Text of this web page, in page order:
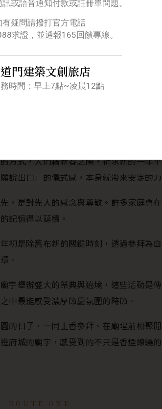
PROLOGUE
什麼一定要拜拜？
與信仰底蘊。對台南這座古都而言，這
度居全台之冠，幾乎每走幾步就有一
，而是生活的一部分。歸納起來，主要有
方式，人們藉新春之際，祈求新的一年
說出口」的儀式感，本身就帶來安定的力
，是對先人的感念與尊敬。許多家庭會
記憶得以延續。
初是除舊布新的關鍵時刻，透過參拜為
。
宇舉辦盛大的祭典與遶境，這些活動是
中最能感受濃厚節慶氛圍的時節。
的日子，一同上香參拜、在廟埕前相聚
府城的廟宇，感受到的不只是香煙繚繞
ROUTE ONE
或語音通知付款或註冊單問題。
有疑問請撥打官方電話
求證，並通報165回饋專線。
門建築文創旅店
時間：早上7點~凌晨12點